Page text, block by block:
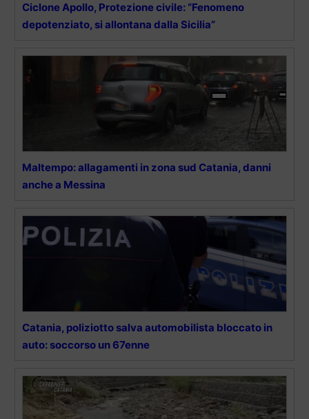
Ciclone Apollo, Protezione civile: “Fenomeno
depotenziato, si allontana dalla Sicilia”
Maltempo: allagamenti in zona sud Catania, danni
anche a Messina
Catania, poliziotto salva automobilista bloccato in
auto: soccorso un 67enne